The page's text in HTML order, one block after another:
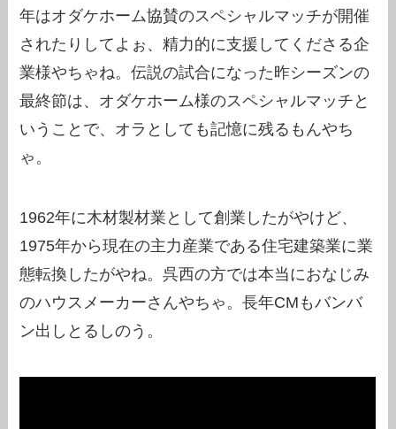
年はオダケホーム協賛のスペシャルマッチが開催
されたりしてよぉ、精力的に支援してくださる企
業様やちゃね。伝説の試合になった昨シーズンの
最終節は、オダケホーム様のスペシャルマッチと
いうことで、オラとしても記憶に残るもんやち
ゃ。
1962年に木材製材業として創業したがやけど、
1975年から現在の主力産業である住宅建築業に業
態転換したがやね。呉西の方では本当におなじみ
のハウスメーカーさんやちゃ。長年CMもバンバ
ン出しとるしのう。